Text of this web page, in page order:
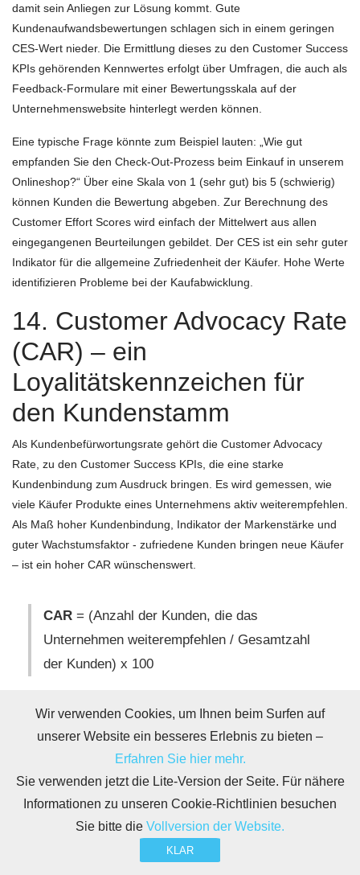
damit sein Anliegen zur Lösung kommt. Gute
Kundenaufwandsbewertungen schlagen sich in einem geringen
CES-Wert nieder. Die Ermittlung dieses zu den Customer Success
KPIs gehörenden Kennwertes erfolgt über Umfragen, die auch als
Feedback-Formulare mit einer Bewertungsskala auf der
Unternehmenswebsite hinterlegt werden können.
Eine typische Frage könnte zum Beispiel lauten: „Wie gut
empfanden Sie den Check-Out-Prozess beim Einkauf in unserem
Onlineshop?“ Über eine Skala von 1 (sehr gut) bis 5 (schwierig)
können Kunden die Bewertung abgeben. Zur Berechnung des
Customer Effort Scores wird einfach der Mittelwert aus allen
eingegangenen Beurteilungen gebildet. Der CES ist ein sehr guter
Indikator für die allgemeine Zufriedenheit der Käufer. Hohe Werte
identifizieren Probleme bei der Kaufabwicklung.
14. Customer Advocacy Rate
(CAR) – ein
Loyalitätskennzeichen für
den Kundenstamm
Als Kundenbefürwortungsrate gehört die Customer Advocacy
Rate, zu den Customer Success KPIs, die eine starke
Kundenbindung zum Ausdruck bringen. Es wird gemessen, wie
viele Käufer Produkte eines Unternehmens aktiv weiterempfehlen.
Als Maß hoher Kundenbindung, Indikator der Markenstärke und
guter Wachstumsfaktor - zufriedene Kunden bringen neue Käufer
– ist ein hoher CAR wünschenswert.
CAR = (Anzahl der Kunden, die das
Unternehmen weiterempfehlen / Gesamtzahl
der Kunden) x 100
von 100 Kunden das Produkt oder die Marke weiterempfehlen
würden. Der Konjunktiv ist bei dieser KPI deshalb angebracht,
weil die Ermittlung auf Umfragen beruht und deshalb kein
Indikativ darstellt. Eine Fragestellung lautet meistens in dieser
oder ähnlicher Form: „Würden Sie unser Produkt
weiterempfehlen?“
15. Deal Win-Loss Ratio –
Wir verwenden Cookies, um Ihnen beim Surfen auf
unserer Website ein besseres Erlebnis zu bieten –
Erfahren Sie hier mehr.
Sie verwenden jetzt die Lite-Version der Seite. Für nähere
Informationen zu unseren Cookie-Richtlinien besuchen
Sie bitte die Vollversion der Website.
KLAR